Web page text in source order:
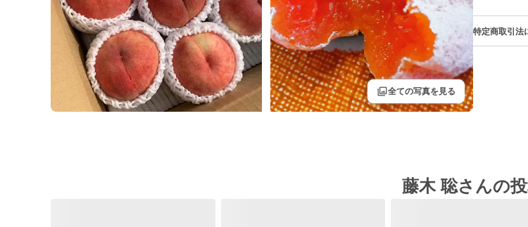
filter全ての写真を見る
特定商取引法
藤木 聡さんの